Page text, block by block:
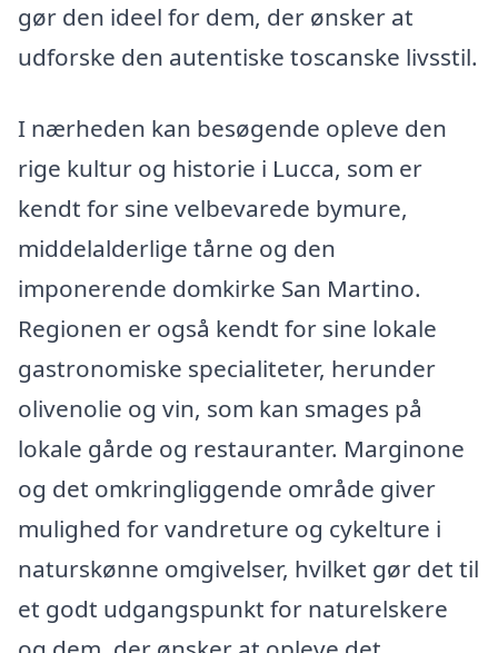
gør den ideel for dem, der ønsker at
udforske den autentiske toscanske livsstil.
I nærheden kan besøgende opleve den
rige kultur og historie i Lucca, som er
kendt for sine velbevarede bymure,
middelalderlige tårne og den
imponerende domkirke San Martino.
Regionen er også kendt for sine lokale
gastronomiske specialiteter, herunder
olivenolie og vin, som kan smages på
lokale gårde og restauranter. Marginone
og det omkringliggende område giver
mulighed for vandreture og cykelture i
naturskønne omgivelser, hvilket gør det til
et godt udgangspunkt for naturelskere